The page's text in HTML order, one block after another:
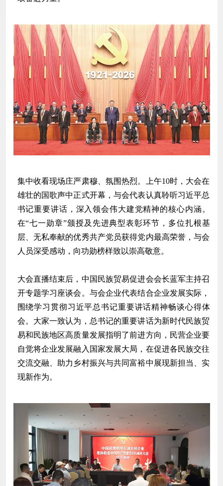
集中收看现场庄严肃穆、氛围热烈。上午10时，大会在
雄壮的国歌声中正式开幕，与会代表认真聆听习近平总
书记重要讲话，深入领会伟大建党精神的核心内涵。
在“七一勋章”颁授及先进典型表彰环节，多位扎根基
层、无私奉献的优秀共产党员获得党内最高荣誉，与会
人员深受感动，向功勋榜样致以崇高敬意。
大会直播结束后，中国民族贸易促进会会长蓝军主持召
开专题学习座谈会。与会企业代表结合企业发展实际，
围绕学习贯彻习近平总书记重要讲话精神畅谈心得体
会。大家一致认为，总书记的重要讲话为新时代民族贸
易和民族地区高质量发展指明了前进方向，民营企业要
自觉将企业发展融入国家发展大局，在促进各民族交往
交流交融、助力乡村振兴与共同富裕中展现新担当、实
现新作为。